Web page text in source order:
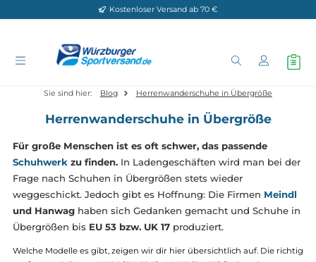
Zum Hauptinhalt springenKostenloser Versand ab 70 €
Herrenwanderschuhe in Übergröße
Für große Menschen ist es oft schwer, das passende
Schuhwerkzu finden.In Ladengeschäften wird man bei
Frage nach Schuhen in Übergrößen stets wieder
weggeschickt. Jedoch gibt es Hoffnung: Die Firmen
und Hanwaghaben sich Gedanken gemacht und
Übergrößen bisEU 53 bzw. UK 17produziert.